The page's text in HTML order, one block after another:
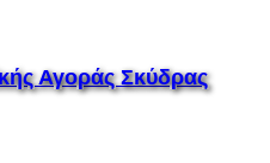
Αγοράς Σκύδρας